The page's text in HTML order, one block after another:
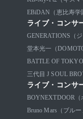
EBiDAN（恵比寿学
ライブ・コンサ
GENERATIONS（
堂本光一（
BATTLE OF
三代目 J SOUL
ライブ・コンサ
BOYNEXTDOOR（
Bruno Mars（ブルー